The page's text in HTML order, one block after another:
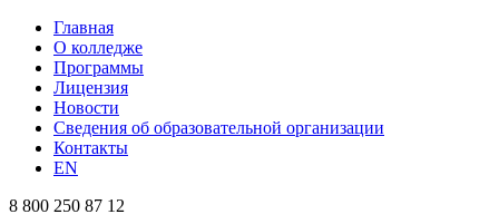
Главная
О колледже
Программы
Лицензия
Новости
Сведения об образовательной организации
Контакты
EN
8 800 250 87 12